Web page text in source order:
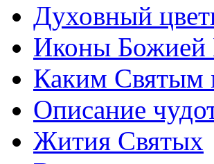
Духовный
Иконы Божией
Каким Святым
Описание
Жития Святых